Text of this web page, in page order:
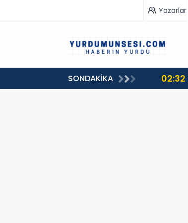
Yazarlar
SONDAKİKA 02:32